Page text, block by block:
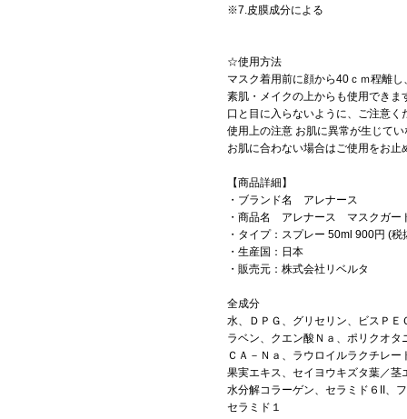
※7.皮膜成分による
☆使用方法
マスク着用前に顔から40ｃｍ程離
素肌・メイクの上からも使用でき
口と目に入らないように、ご注意く
使用上の注意 お肌に異常が生じて
お肌に合わない場合はご使用をお止
【商品詳細】
・ブランド名 アレナース
・商品名 アレナース マスクガー
・タイプ：スプレー 50ml 900円 (税
・生産国：日本
・販売元：株式会社リベルタ
全成分
水、ＤＰＧ、グリセリン、ビスＰ
ラベン、クエン酸Ｎａ、ポリクオ
ＣＡ－Ｎａ、ラウロイルラクチレ
果実エキス、セイヨウキズタ葉／
水分解コラーゲン、セラミド６II、
セラミド１